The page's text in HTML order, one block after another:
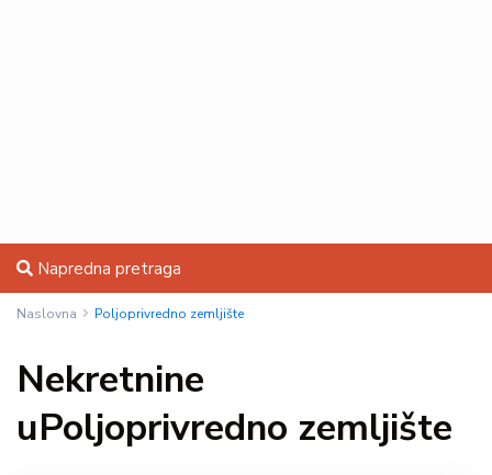
Napredna pretraga
Naslovna Poljoprivredno zemljište
Nekretnine
uPoljoprivredno zemljište